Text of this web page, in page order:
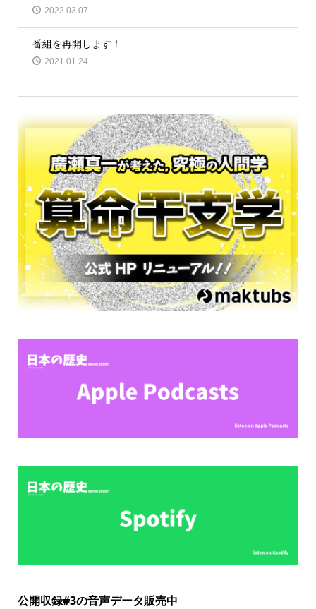
2022.03.07
番組を再開します！
2021.01.24
公開収録#3の音声データ販売中